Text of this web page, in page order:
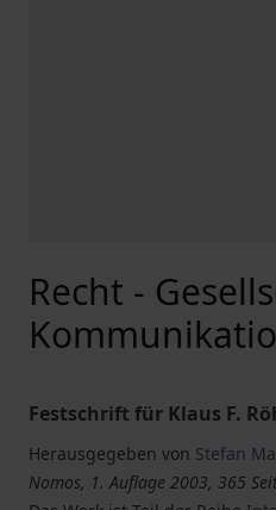
Recht -
Festschrift für Klaus F.
Herausgegeben von Stefan
Nomos, 1. Auflage 2003, 365